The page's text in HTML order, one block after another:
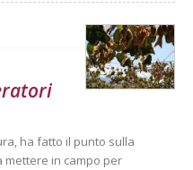
ha fatto il punto sulla
mettere in campo per